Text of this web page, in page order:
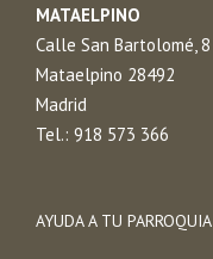
MATAELPINO
Calle San Bartolomé, 8
Mataelpino 28492
Madrid
Tel.: 918 573 366
AYUDA A TU PARROQUIA